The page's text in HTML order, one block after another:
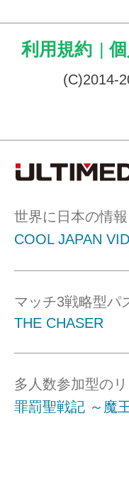
利用規約 |
(C)2014-
世界に日本の情
COOL JAPAN
マッチ3戦略型パ
THE CHASER
多人数参加型の
罪罰聖戦記 ～魔